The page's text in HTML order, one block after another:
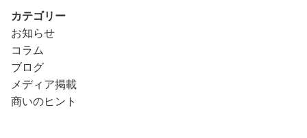
カテゴリー
お知らせ
コラム
ブログ
メディア掲載
商いのヒント